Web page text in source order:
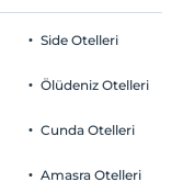
Side Otelleri
Ölüdeniz Otelleri
Cunda Otelleri
Amasra Otelleri